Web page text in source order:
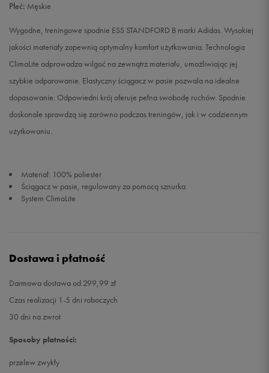
Płeć: Męskie
Wygodne, treningowe spodnie ESS STANDFORD B marki Adidas. Wysokiej
jakości materiały zapewnią optymalny komfort użytkowania. Technologia
ClimaLite odprowadza wilgoć na zewnątrz materiału, umożliwiając jej
szybkie odparowanie. Elastyczny ściągacz w pasie pozwala na idealne
dopasowanie. Odpowiedni krój oferuje pełna swobodę ruchów. Spodnie
doskonale sprawdzą się zarówno podczas treningów, jak i w codziennym
użytkowaniu.
Materiał: 100% poliester
Ściągacz w pasie, regulowany za pomocą sznurka
System ClimaLite
Dostawa i płatność
Darmowa dostawa od 299,99 zł
Czas realizacji 1-5 dni roboczych
30 dni na zwrot
Sposoby płatności:
przelew zwykły